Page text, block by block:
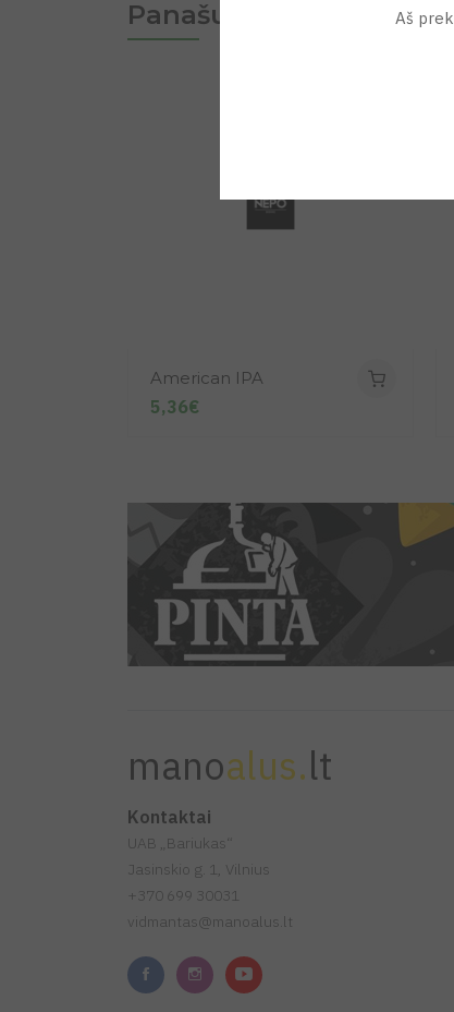
Panašu
American IPA
5,36€
manoalus.lt
Kontaktai
UAB „Bariukas“
Jasinskio g. 1, Vilnius
+370 699 30031
vidmantas@manoalus.lt
Aš